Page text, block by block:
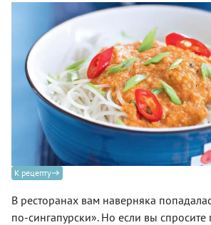
К рецепту
В ресторанах вам наверняка
по-сингапурски». Но если вы